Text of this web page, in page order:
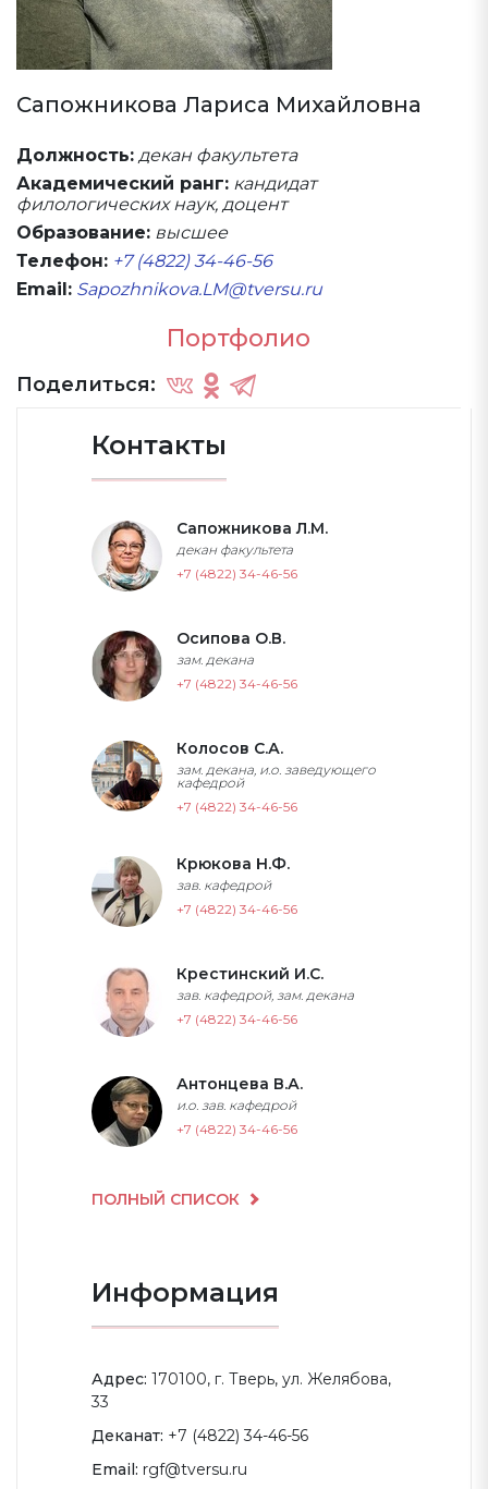
Сапожникова Лариса Михайловна
Должность: декан факультета
Академический ранг: кандидат
филологических наук, доцент
Образование: высшее
Телефон: +7 (4822) 34-46-56
Email: Sapozhnikova.LM@tversu.ru
Портфолио
Поделиться:
Контакты
Сапожникова Л.М.
декан факультета
+7 (4822) 34-46-56
Осипова О.В.
зам. декана
+7 (4822) 34-46-56
Колосов С.А.
зам. декана, и.о. заведующего
кафедрой
+7 (4822) 34-46-56
Крюкова Н.Ф.
зав. кафедрой
+7 (4822) 34-46-56
Крестинский И.С.
зав. кафедрой, зам. декана
+7 (4822) 34-46-56
Антонцева В.А.
и.о. зав. кафедрой
+7 (4822) 34-46-56
ПОЛНЫЙ СПИСОК
Информация
Адрес: 170100, г. Тверь, ул. Желябова,
33
Деканат: +7 (4822) 34-46-56
Email: rgf@tversu.ru